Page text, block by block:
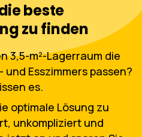
beste
zu finden
3,5-m²-Lagerraum die
und Esszimmers passen?
es.
optimale Lösung zu
unkompliziert und